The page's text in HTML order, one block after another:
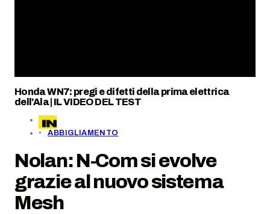
Honda WN7: pregi e difetti della prima elettrica
dell'Ala | IL VIDEO DEL TEST
ABBIGLIAMENTO
Nolan: N-Com si evolve
grazie al nuovo sistema
Mesh